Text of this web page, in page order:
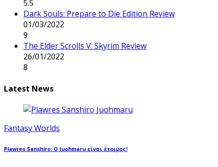
5.5
Dark Souls: Prepare to Die Edition Review
01/03/2022
9
The Elder Scrolls V: Skyrim Review
26/01/2022
8
Latest News
Fantasy Worlds
Plawres Sanshiro: Ο Juohmaru είναι έτοιμος!